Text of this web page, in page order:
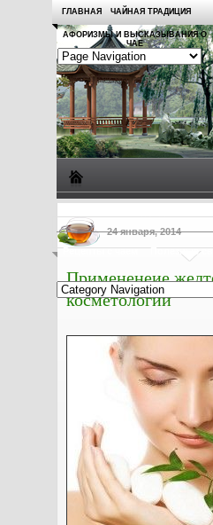
ГЛАВНАЯ ЧАЙНАЯ ТРАДИЦИЯ
АФОРИЗМЫ И ВЫСКАЗЫВАНИЯ О
ЧАЕ
Рецепты с чаем Полезные
24 января, 2014
Примененеие
косметологии